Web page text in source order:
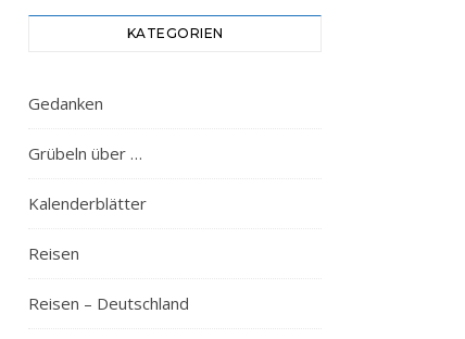
KATEGORIEN
Gedanken
Grübeln über …
Kalenderblätter
Reisen
Reisen – Deutschland